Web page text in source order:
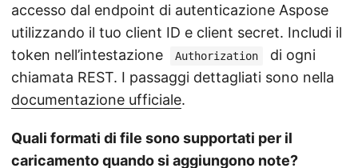
accesso dal endpoint di autenticazione Aspose
utilizzando il tuo client ID e client secret. Includi il
token nell’intestazione
Authorization
di ogni
chiamata REST. I passaggi dettagliati sono nella
documentazione ufficiale.
Quali formati di file sono supportati per il
caricamento quando si aggiungono note?